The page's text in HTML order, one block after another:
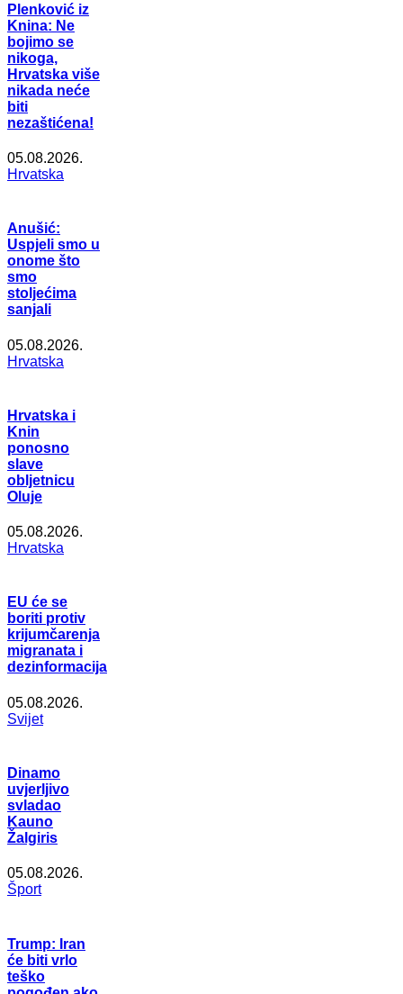
Plenković iz
Knina: Ne
bojimo se
nikoga,
Hrvatska više
nikada neće
biti
nezaštićena!
05.08.2026.
Hrvatska
Anušić:
Uspjeli smo u
onome što
smo
stoljećima
sanjali
05.08.2026.
Hrvatska
Hrvatska i
Knin
ponosno
slave
obljetnicu
Oluje
05.08.2026.
Hrvatska
EU će se
boriti protiv
krijumčarenja
migranata i
dezinformacija
05.08.2026.
Svijet
Dinamo
uvjerljivo
svladao
Kauno
Žalgiris
05.08.2026.
Šport
Trump: Iran
će biti vrlo
teško